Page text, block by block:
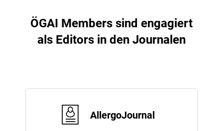
ÖGAI Members sind engagiert
als Editors in den Journalen
AllergoJournal